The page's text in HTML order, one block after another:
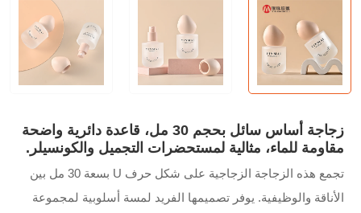
زجاجة أساس سائل بحجم 30 مل، قاعدة دائرية واضحة
مقاومة للماء، مثالية لمستحضرات التجميل والكونسيلر.
تجمع هذه الزجاجة الزجاجية على شكل حرف U بسعة 30 مل بين
الأناقة والوظيفية. يوفر تصميمها الفريد لمسة أسلوبية لمجموعة